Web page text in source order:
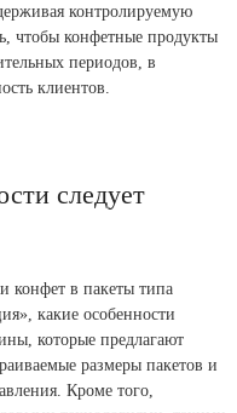
контролируемую
чтобы конфетные продукты
периодов, в
клиентов.
следует
конфет в пакеты типа
какие особенности
которые предлагают
размеры пакетов и
Кроме того,